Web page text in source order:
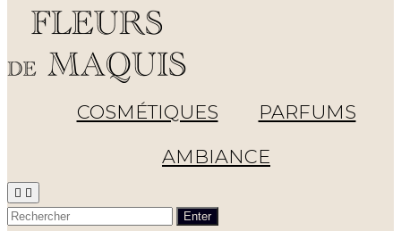
COSMÉTIQUES
PARFUMS
AMBIANCE
 
Enter